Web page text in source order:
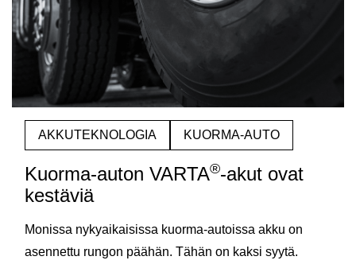
AKKUTEKNOLOGIA KUORMA-AUTO
Kuorma-auton VARTA®-akut ovat
kestäviä
Monissa nykyaikaisissa kuorma-autoissa akku on
asennettu rungon päähän. Tähän on kaksi syytä.